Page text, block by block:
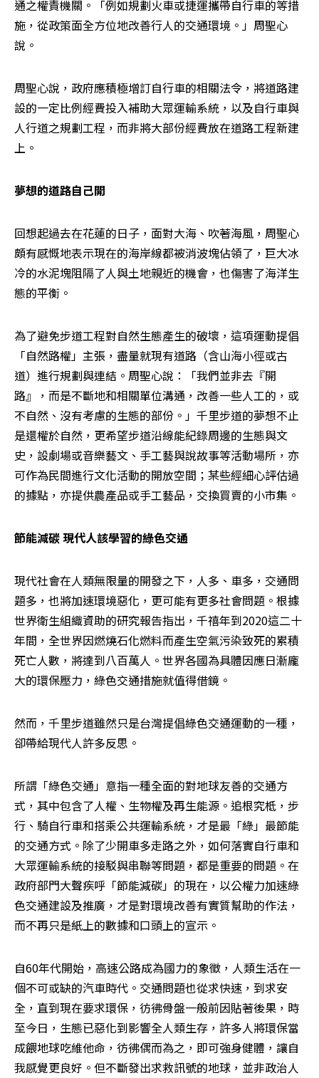
通之權責機關。「例如規劃火車或捷運攜帶自行車的等措
施，從政策面全方位地改善行人的交通環境。」周聖心
說。
周聖心說，政府應積極增訂自行車的相關法令，將道路建
設的一定比例經費投入補助大眾運輸系統，以及自行車與
人行道之規劃工程，而非將大部份經費放在道路工程新建
上。
夢想的道路自己開
回想起過去在花蓮的日子，面對大海、吹著海風，周聖心
頗有感慨地表示現在的海岸線都被消波塊佔領了，巨大冰
冷的水泥塊阻隔了人與土地親近的機會，也傷害了海洋生
態的平衡。
為了避免步道工程對自然生態產生的破壞，這項運動提倡
「自然路權」主張，盡量就現有道路（含山海小徑或古
道）進行規劃與連結。周聖心說：「我們並非去『開
路』，而是不斷地和相關單位溝通，改善一些人工的，或
不自然、沒有考慮的生態的部份。」千里步道的夢想不止
是還權於自然，更希望步道沿線能紀錄周邊的生態與文
史，設劇場或音樂藝文、手工藝與說故事等活動場所，亦
可作為民間進行文化活動的開放空間；某些經細心評估過
的據點，亦提供農產品或手工藝品，交換買賣的小市集。
節能減碳 現代人該學習的綠色交通
現代社會在人類無限量的開發之下，人多、車多，交通問
題多，也將加速環境惡化，更可能有更多社會問題。根據
世界衛生組織資助的研究報告指出，千禧年到2020這二十
年間，全世界因燃燒石化燃料而產生空氣污染致死的累積
死亡人數，將達到八百萬人。世界各國為具體因應日漸龐
大的環保壓力，綠色交通措施就值得借鏡。
然而，千里步道雖然只是台灣提倡綠色交通運動的一種，
卻帶給現代人許多反思。
所謂「綠色交通」意指一種全面的對地球友善的交通方
式，其中包含了人權、生物權及再生能源。追根究柢，步
行、騎自行車和搭乘公共運輸系統，才是最「綠」最節能
的交通方式。除了少開車多走路之外，如何落實自行車和
大眾運輸系統的接駁與串聯等問題，都是重要的問題。在
政府部門大聲疾呼「節能減碳」的現在，以公權力加速綠
色交通建設及推廣，才是對環境改善有實質幫助的作法，
而不再只是紙上的數據和口頭上的宣示。
自60年代開始，高速公路成為國力的象徵，人類生活在一
個不可或缺的汽車時代。交通問題也從求快速，到求安
全，直到現在要求環保，彷彿骨盤一般前因貼著後果，時
至今日，生態已惡化到影響全人類生存，許多人將環保當
成餵地球吃維他命，彷彿偶而為之，即可強身健體，讓自
我感覺更良好。但不斷發出求救訊號的地球，並非政治人